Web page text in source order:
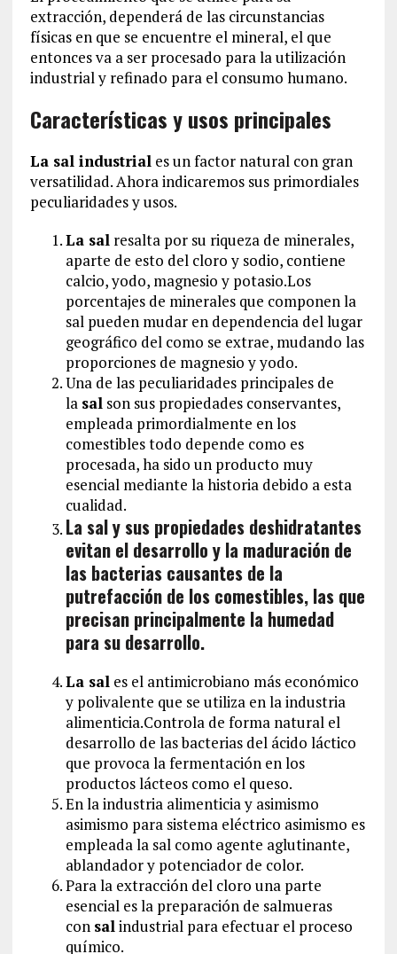
extracción, dependerá de las circunstancias
físicas en que se encuentre el mineral, el que
entonces va a ser procesado para la utilización
industrial y refinado para el consumo humano.
Características y usos principales
La sal industriales un factor natural con gran
versatilidad. Ahora indicaremos sus primordiales
peculiaridades y usos.
La salresalta por su riqueza de minerales,
aparte de esto del cloro y sodio, contiene
calcio, yodo, magnesio y potasio.Los
porcentajes de minerales que componen la
sal pueden mudar en dependencia del lugar
geográfico del como se extrae, mudando las
proporciones de magnesio y yodo.
Una de las peculiaridades principales de
la salson sus propiedades conservantes,
empleada primordialmente en los
comestibles todo depende como es
procesada, ha sido un producto muy
esencial mediante la historia debido a esta
cualidad.
La sal y sus propiedades deshidratantes
evitan el desarrollo y la maduración de
las bacterias causantes de la
putrefacción de los comestibles, las que
precisan principalmente la humedad
para su desarrollo.
La sales el antimicrobiano más económico
y polivalente que se utiliza en la industria
alimenticia.Controla de forma natural el
desarrollo de las bacterias del ácido láctico
que provoca la fermentación en los
productos lácteos como el queso.
En la industria alimenticia y asimismo
asimismo para sistema eléctrico asimismo es
empleada la sal como agente aglutinante,
ablandador y potenciador de color.
Para la extracción del cloro una parte
esencial es la preparación de salmueras
con salindustrial para efectuar el proceso
químico.